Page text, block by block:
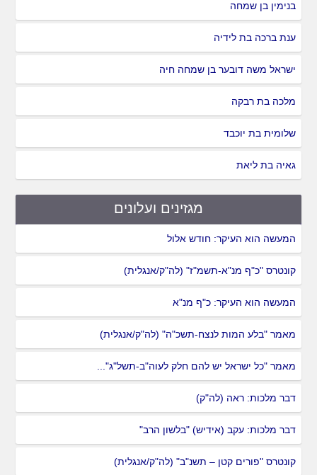
בנימין בן שמחה
ענת ברכה בת לידיה
ישראל משה דובער בן שמחה חיה
מלכה בת רבקה
שלומית בת יוכבד
גאיה בת ליאת
מגזינים ועלונים
המעשה הוא העיקר: חודש אלול
קונטרס "כ"ף מנ"א-תשמ"ז" (לה"ק/אנגלית)
המעשה הוא העיקר: כ"ף מנ"א
מאמר "בלע המות לנצח-תשכ"ה" (לה"ק/אנגלית)
מאמר "כל ישראל יש להם חלק לעוה"ב-תשל"ג"...
דבר מלכות: ראה (לה"ק)
דבר מלכות: עקב (אידיש) "בלשון הרב"
קונטרס "פורים קטן – תשנ"ב" (לה"ק/אנגלית)